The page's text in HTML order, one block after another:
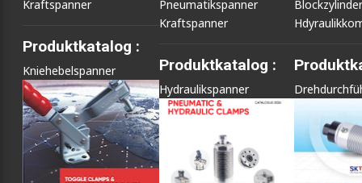
Kraftspanner
Produktkatalog :
Kniehebelspanner
Pneumatikspanner
Kraftspanner
Produktkatalog :
Hydraulikspanner
Blockzylinder